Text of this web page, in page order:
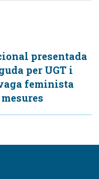
presentada
per UGT i
feminista